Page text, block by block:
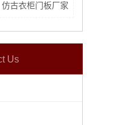
仿古衣柜门板厂家
Us